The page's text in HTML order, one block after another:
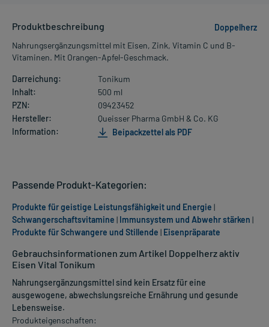
Produktbeschreibung
Doppelherz
Nahrungsergänzungsmittel mit Eisen, Zink, Vitamin C und B-
Vitaminen. Mit Orangen-Apfel-Geschmack.
Darreichung:
Tonikum
Inhalt:
500 ml
PZN:
09423452
Hersteller:
Queisser Pharma GmbH & Co. KG
Information:
Beipackzettel als PDF
Gebrauchsinformationen zum Artikel Doppelherz aktiv
Eisen Vital Tonikum
Nahrungsergänzungsmittel sind kein Ersatz für eine
ausgewogene, abwechslungsreiche Ernährung und gesunde
Lebensweise.
Produkteigenschaften:
Passende Produkt-Kategorien:
Produkte für geistige Leistungsfähigkeit und Energie |
Schwangerschaftsvitamine | Immunsystem und Abwehr stärken |
Produkte für Schwangere und Stillende | Eisenpräparate